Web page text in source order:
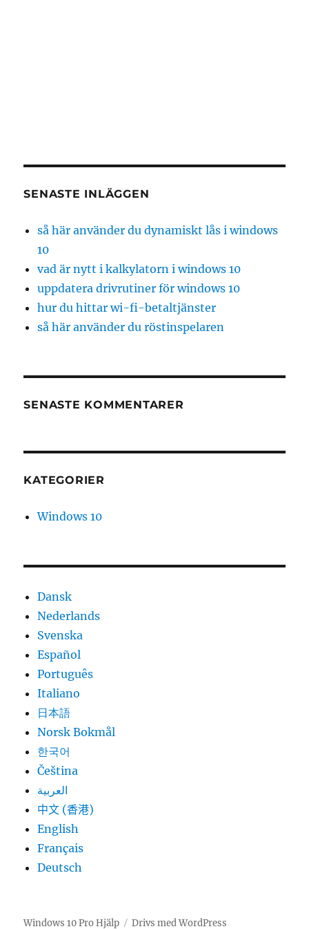
SENASTE INLÄGGEN
så här använder du dynamiskt lås i windows
10
vad är nytt i kalkylatorn i windows 10
uppdatera drivrutiner för windows 10
hur du hittar wi-fi-betaltjänster
så här använder du röstinspelaren
SENASTE KOMMENTARER
KATEGORIER
Windows 10
Dansk
Nederlands
Svenska
Español
Português
Italiano
日本語
Norsk Bokmål
한국어
Čeština
العربية
中文 (香港)
English
Français
Deutsch
Windows 10 Pro Hjälp Drivs med WordPress